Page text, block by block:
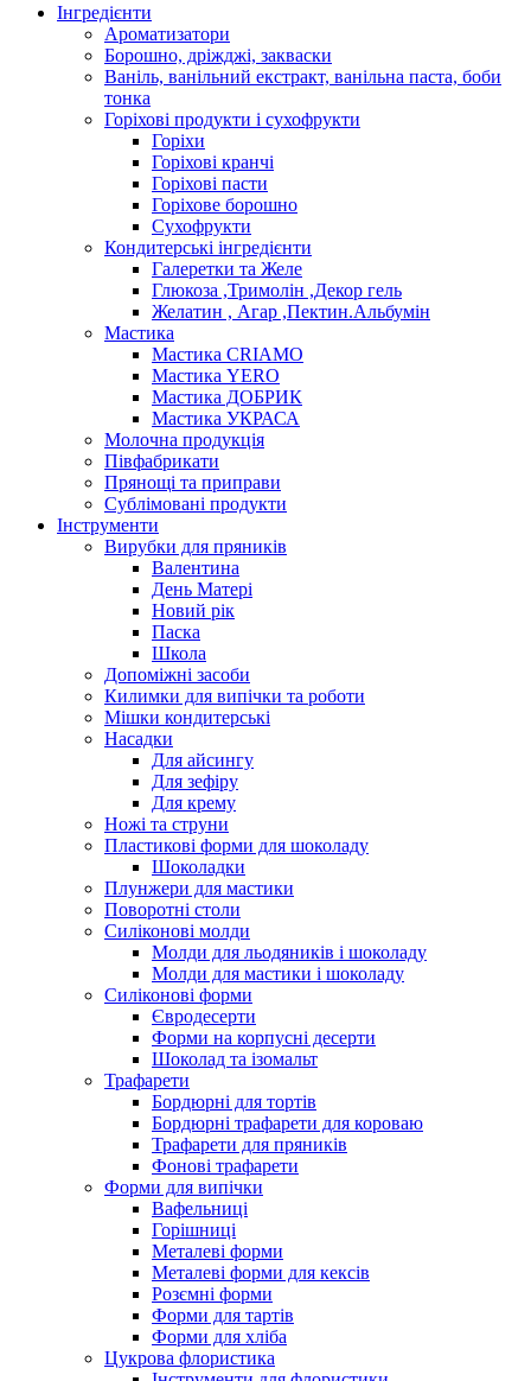
Інгредієнти
Ароматизатори
Борошно, дріжджі, закваски
Ваніль, ванільний екстракт, ванільна паста, боби
тонка
Горіхові продукти і сухофрукти
Горіхи
Горіхові кранчі
Горіхові пасти
Горіхове борошно
Сухофрукти
Кондитерські інгредієнти
Галеретки та Желе
Глюкоза ,Тримолін ,Декор гель
Желатин , Агар ,Пектин.Альбумін
Мастика
Мастика CRIAMO
Мастика YERO
Мастика ДОБРИК
Мастика УКРАСА
Молочна продукція
Півфабрикати
Прянощі та приправи
Сублімовані продукти
Інструменти
Вирубки для пряників
Валентина
День Матері
Новий рік
Паска
Школа
Допоміжні засоби
Килимки для випічки та роботи
Мішки кондитерські
Насадки
Для айсингу
Для зефіру
Для крему
Ножі та струни
Пластикові форми для шоколаду
Шоколадки
Плунжери для мастики
Поворотні столи
Силіконові молди
Молди для льодяників і шоколаду
Молди для мастики і шоколаду
Силіконові форми
Євродесерти
Форми на корпусні десерти
Шоколад та ізомальт
Трафарети
Бордюрні для тортів
Бордюрні трафарети для короваю
Трафарети для пряників
Фонові трафарети
Форми для випічки
Вафельниці
Горішниці
Металеві форми
Металеві форми для кексів
Розємні форми
Форми для тартів
Форми для хліба
Цукрова флористика